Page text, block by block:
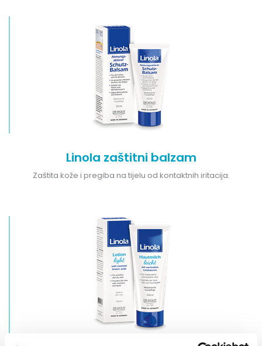
Linola zaštitni balzam
Zaštita kože i pregiba na tijelu od kontaktnih iritacija.